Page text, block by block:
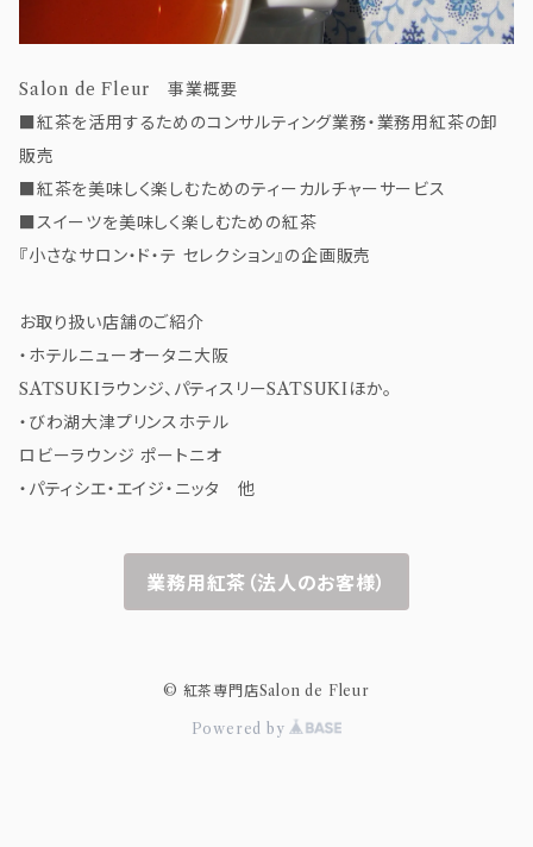
Salon de Fleur 事業概要
■紅茶を活用するためのコンサルティング業務・業務用紅茶の卸
販売
■紅茶を美味しく楽しむためのティーカルチャーサービス
■スイーツを美味しく楽しむための紅茶
『小さなサロン・ド・テ セレクション』の企画販売
お取り扱い店舗のご紹介
・ホテルニューオータニ大阪
SATSUKIラウンジ、パティスリーSATSUKIほか。
・びわ湖大津プリンスホテル
ロビーラウンジ ポートニオ
・パティシエ・エイジ・ニッタ 他
業務用紅茶（法人のお客様）
© 紅茶専門店Salon de Fleur
Powered by